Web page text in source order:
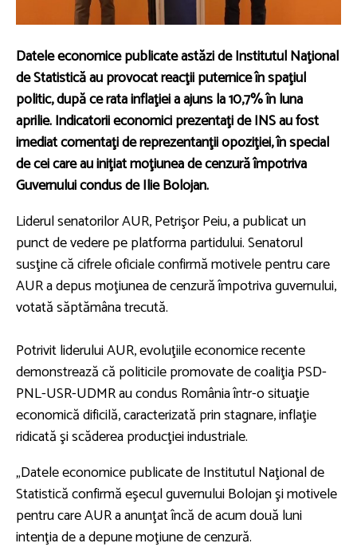
Datele economice publicate astăzi de Institutul Naţional
de Statistică au provocat reacţii puternice în spaţiul
politic, după ce rata inflaţiei a ajuns la 10,7% în luna
aprilie. Indicatorii economici prezentaţi de INS au fost
imediat comentaţi de reprezentanţii opoziţiei, în special
de cei care au iniţiat moţiunea de cenzură împotriva
Guvernului condus de Ilie Bolojan.
Liderul senatorilor AUR, Petrişor Peiu, a publicat un
punct de vedere pe platforma partidului. Senatorul
susţine că cifrele oficiale confirmă motivele pentru care
AUR a depus moţiunea de cenzură împotriva guvernului,
votată săptămâna trecută.
Potrivit liderului AUR, evoluţiile economice recente
demonstrează că politicile promovate de coaliţia PSD-
PNL-USR-UDMR au condus România într-o situaţie
economică dificilă, caracterizată prin stagnare, inflaţie
ridicată şi scăderea producţiei industriale.
„Datele economice publicate de Institutul Naţional de
Statistică confirmă eşecul guvernului Bolojan şi motivele
pentru care AUR a anunţat încă de acum două luni
intenţia de a depune moţiune de cenzură.